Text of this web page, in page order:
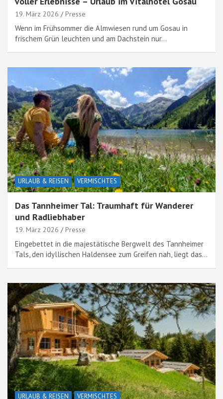
19. März 2026 Presse
Wenn im Frühsommer die Almwiesen rund um Gosau in
frischem Grün leuchten und am Dachstein nur…
URLAUB & REISEN VERMISCHTES
Das Tannheimer Tal: Traumhaft für Wanderer
und Radliebhaber
19. März 2026 Presse
Eingebettet in die majestätische Bergwelt des Tannheimer
Tals, den idyllischen Haldensee zum Greifen nah, liegt das…
URLAUB & REISEN VERMISCHTES